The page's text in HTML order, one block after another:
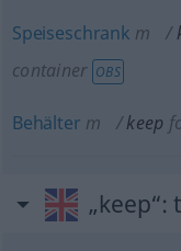
Speiseschrank m
container OBS
Behälter m keep
„keep“: